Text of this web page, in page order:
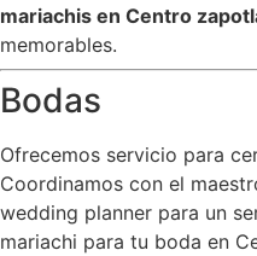
mariachis en Centro
memorables.
Bodas
Ofrecemos servicio para
Coordinamos con el
wedding planner para un
mariachi para tu boda en